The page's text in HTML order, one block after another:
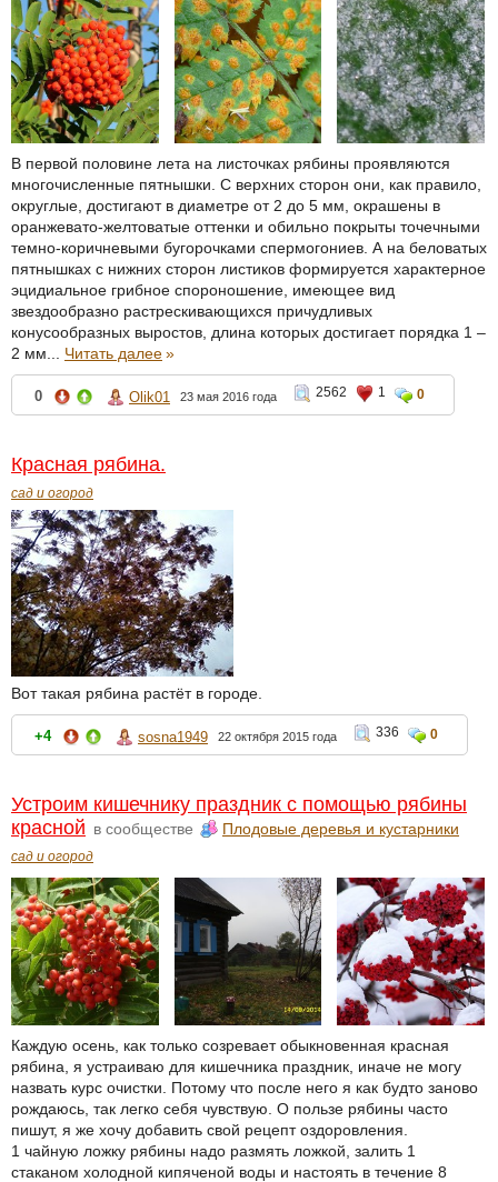
В первой половине лета на листочках рябины проявляются
многочисленные пятнышки. С верхних сторон они, как правило,
округлые, достигают в диаметре от 2 до 5 мм, окрашены в
оранжевато-желтоватые оттенки и обильно покрыты точечными
темно-коричневыми бугорочками спермогониев. А на беловатых
пятнышках с нижних сторон листиков формируется характерное
эцидиальное грибное спороношение, имеющее вид
звездообразно растрескивающихся причудливых
конусообразных выростов, длина которых достигает порядка 1 –
2 мм... Читать далее»
0 Olik01 23 мая 2016 года 2562 1 0
Красная рябина.
сад и огород
Вот такая рябина растёт в городе.
+4 sosna1949 22 октября 2015 года 336 0
Устроим кишечнику праздник с помощью рябины
красной в сообществе Плодовые деревья и кустарники
сад и огород
Каждую осень, как только созревает обыкновенная красная
рябина, я устраиваю для кишечника праздник, иначе не могу
назвать курс очистки. Потому что после него я как будто заново
рождаюсь, так легко себя чувствую. О пользе рябины часто
пишут, я же хочу добавить свой рецепт оздоровления.
1 чайную ложку рябины надо размять ложкой, залить 1
стаканом холодной кипяченой воды и настоять в течение 8